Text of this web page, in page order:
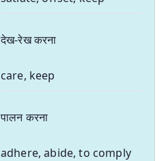
देख-रेख करना
care, keep
पालन करना
adhere, abide, to comply